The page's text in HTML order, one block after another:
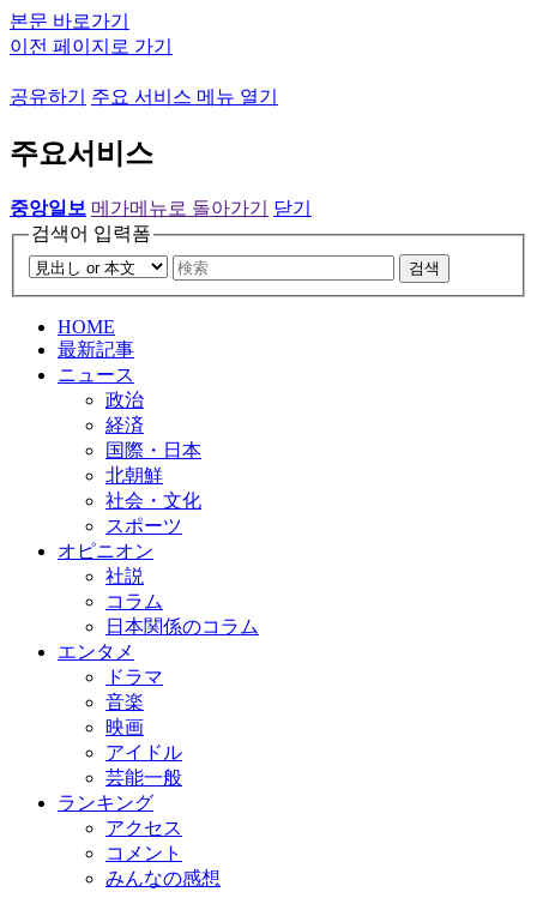
본문 바로가기
이전 페이지로 가기
공유하기 주요 서비스 메뉴 열기
주요서비스
중앙일보 메가메뉴로 돌아가기
닫기
검색어 입력폼
검색
HOME
最新記事
ニュース
政治
経済
国際・日本
北朝鮮
社会・文化
スポーツ
オピニオン
社説
コラム
日本関係のコラム
エンタメ
ドラマ
音楽
映画
アイドル
芸能一般
ランキング
アクセス
コメント
みんなの感想